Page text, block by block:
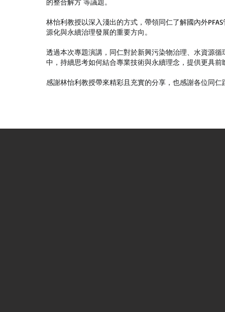
的整合解方 等議題。
林怡利教授以深入淺出的方式，帶領同仁了解國內外
源化與永續治理發展的重要方向。
透過本次專題演講，同仁對於新興污染物治理、水資源
中，持續思考如何結合專業技術與永續理念，提供更具前
感謝林怡利教授帶來精彩且充實的分享，也感謝各位同仁